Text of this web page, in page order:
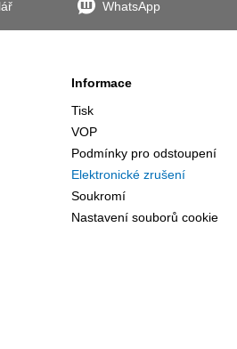
WhatsApp
Informace
Tisk
VOP
Podmínky pro odstoupení
Elektronické zrušení
Soukromí
Nastavení souborů cookie